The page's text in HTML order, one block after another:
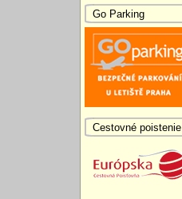
Go Parking
Cestovné poistenie